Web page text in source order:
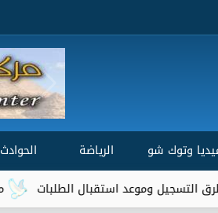
وتوك شو الرياضة الحوادث
مباراة مصر